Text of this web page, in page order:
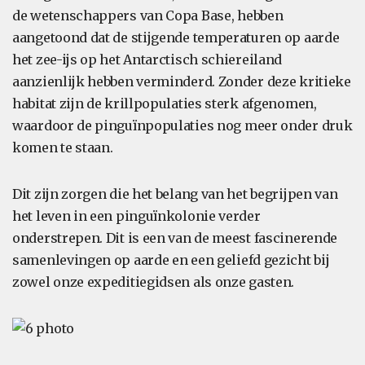
de wetenschappers van Copa Base, hebben
aangetoond dat de stijgende temperaturen op aarde
het zee-ijs op het Antarctisch schiereiland
aanzienlijk hebben verminderd. Zonder deze kritieke
habitat zijn de krillpopulaties sterk afgenomen,
waardoor de pinguïnpopulaties nog meer onder druk
komen te staan.
Dit zijn zorgen die het belang van het begrijpen van
het leven in een pinguïnkolonie verder
onderstrepen. Dit is een van de meest fascinerende
samenlevingen op aarde en een geliefd gezicht bij
zowel onze expeditiegidsen als onze gasten.